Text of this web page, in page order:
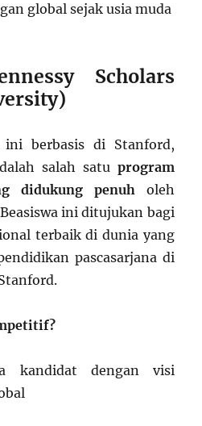
global sejak usia muda
Scholars
ini berbasis di Stanford,
salah satu program
didukung penuholeh
ini ditujukan bagi
terbaik di dunia yang
pascasarjana di
kandidat dengan visi